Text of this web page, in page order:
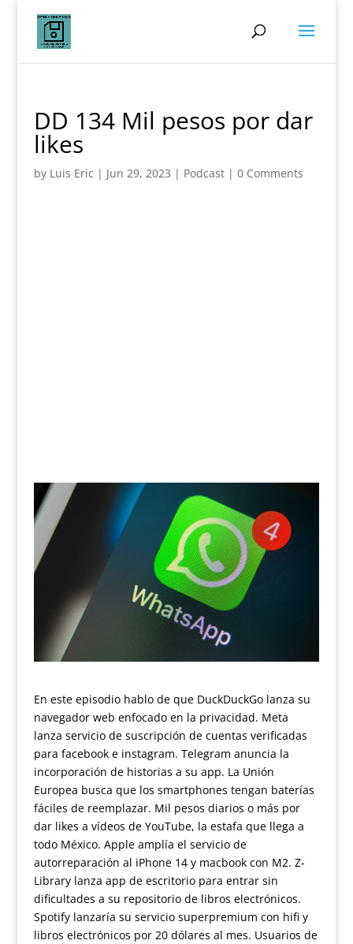
DD 134 Mil pesos por dar
likes
by Luis Eric | Jun 29, 2023 | Podcast| 0 Comments
En este episodio hablo de que DuckDuckGo lanza su
navegador web enfocado en la privacidad. Meta
lanza servicio de suscripción de cuentas verificadas
para facebook e instagram. Telegram anuncia la
incorporación de historias a su app. La Unión
Europea busca que los smartphones tengan baterías
fáciles de reemplazar. Mil pesos diarios o más por
dar likes a vídeos de YouTube, la estafa que llega a
todo México. Apple amplía el servicio de
autorreparación al iPhone 14 y macbook con M2. Z-
Library lanza app de escritorio para entrar sin
dificultades a su repositorio de libros electrónicos.
Spotify lanzaría su servicio superpremium con hifi y
libros electrónicos por 20 dólares al mes. Usuarios de